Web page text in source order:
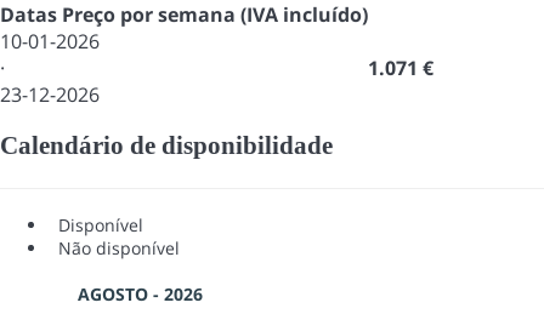
Datas Preço por semana (IVA incluído)
10-01-2026
·
23-12-2026
1.071 €
Calendário de disponibilidade
Disponível
Não disponível
AGOSTO - 2026